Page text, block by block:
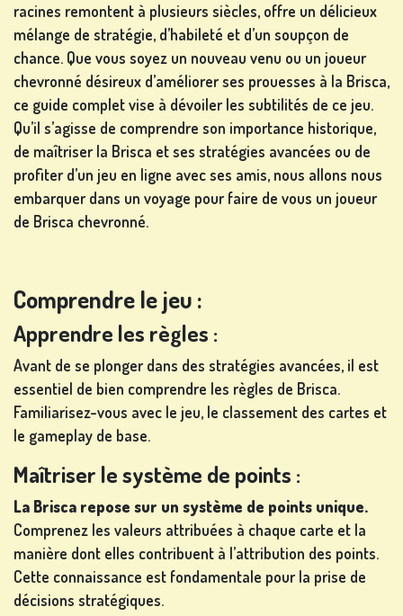
JEUX
JEUX
DE
CARTES
JEUX DE
LOTERIE
JEUX DE
SOCIÉTÉ
AUTRES
JEUX
racines remontent à plusieurs siècles, offre un délicieux
mélange de stratégie, d’habileté et d’un soupçon de
chance. Que vous soyez un nouveau venu ou un joueur
chevronné désireux d’améliorer ses prouesses à la Brisca,
ce guide complet vise à dévoiler les subtilités de ce jeu.
Qu’il s’agisse de comprendre son importance historique,
de maîtriser la Brisca et ses stratégies avancées ou de
profiter d’un jeu en ligne avec ses amis, nous allons nous
embarquer dans un voyage pour faire de vous un joueur
de Brisca chevronné.
Comprendre le jeu :
Apprendre les règles :
Avant de se plonger dans des stratégies avancées, il est
essentiel de bien comprendre les règles de Brisca.
Familiarisez-vous avec le jeu, le classement des cartes et
le gameplay de base.
Maîtriser le système de points :
La Brisca repose sur un système de points unique.
Comprenez les valeurs attribuées à chaque carte et la
manière dont elles contribuent à l’attribution des points.
Cette connaissance est fondamentale pour la prise de
décisions stratégiques.